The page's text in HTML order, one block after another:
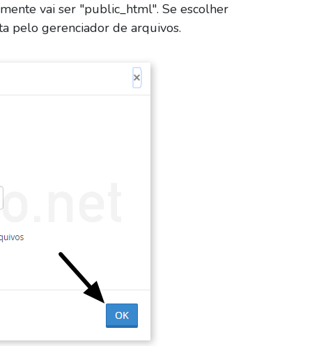
vai ser "public_html". Se escolher
pelo gerenciador de arquivos.